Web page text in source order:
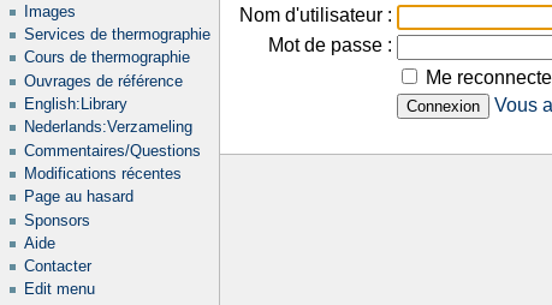
Nom d'utilisateur :
Mot de passe :
Me
Vous
Images
Services de thermographie
Cours de thermographie
Ouvrages de référence
English:Library
Nederlands:Verzameling
Commentaires/Questions
Modifications récentes
Page au hasard
Sponsors
Aide
Contacter
Edit menu